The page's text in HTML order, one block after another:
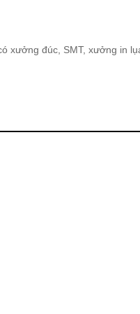
xưởng đúc, SMT, xưởng in